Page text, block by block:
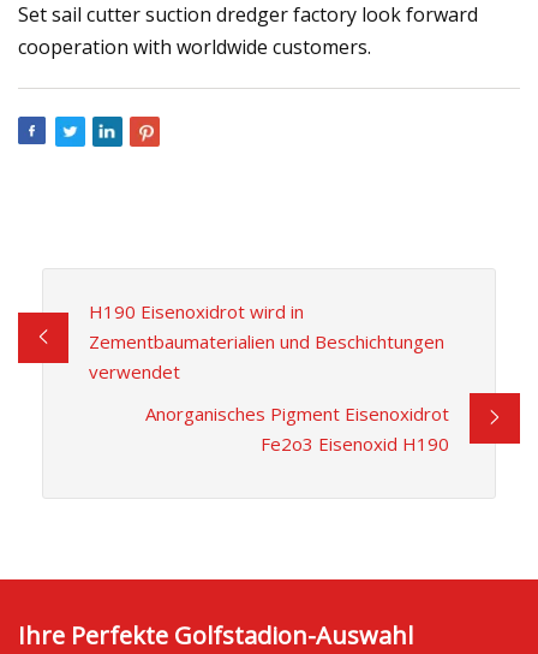
Set sail cutter suction dredger factory look forward
cooperation with worldwide customers.
H190 Eisenoxidrot wird in
Zementbaumaterialien und Beschichtungen
verwendet
Anorganisches Pigment Eisenoxidrot
Fe2o3 Eisenoxid H190
Ihre Perfekte Golfstadion-Auswahl